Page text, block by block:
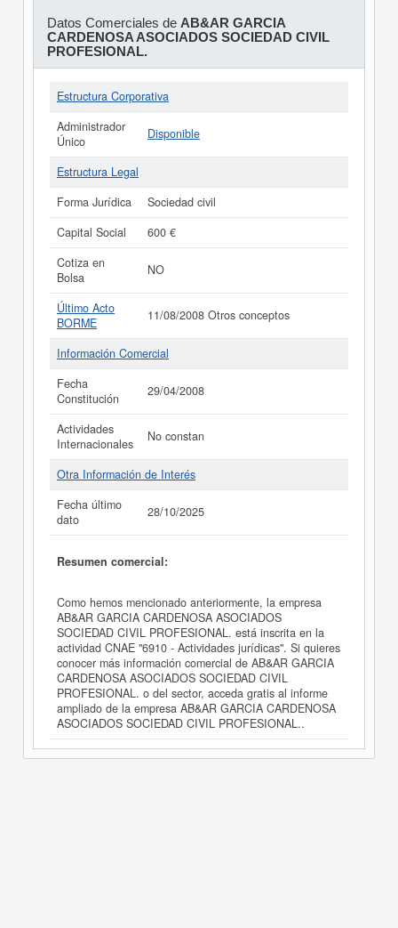
Datos Comerciales de AB&AR GARCIA
CARDENOSA ASOCIADOS SOCIEDAD CIVIL
PROFESIONAL.
Estructura Corporativa
Administrador
Único
Disponible
Estructura Legal
Forma Jurídica
Sociedad civil
Capital Social
600 €
Cotiza en
Bolsa
NO
Último Acto
BORME
11/08/2008 Otros conceptos
Información Comercial
Fecha
Constitución
29/04/2008
Actividades
Internacionales
No constan
Otra Información de Interés
Fecha último
dato
28/10/2025
Resumen comercial:
Como hemos mencionado anteriormente, la empresa
AB&AR GARCIA CARDENOSA ASOCIADOS
SOCIEDAD CIVIL PROFESIONAL. está inscrita en la
actividad CNAE "6910 - Actividades jurídicas". Si quieres
conocer más información comercial de AB&AR GARCIA
CARDENOSA ASOCIADOS SOCIEDAD CIVIL
PROFESIONAL. o del sector, acceda gratis al informe
ampliado de la empresa AB&AR GARCIA CARDENOSA
ASOCIADOS SOCIEDAD CIVIL PROFESIONAL..